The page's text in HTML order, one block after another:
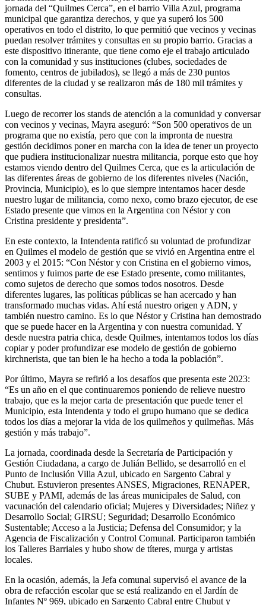
jornada del “Quilmes Cerca”, en el barrio Villa Azul, programa
municipal que garantiza derechos, y que ya superó los 500
operativos en todo el distrito, lo que permitió que vecinos y vecinas
puedan resolver trámites y consultas en su propio barrio. Gracias a
este dispositivo itinerante, que tiene como eje el trabajo articulado
con la comunidad y sus instituciones (clubes, sociedades de
fomento, centros de jubilados), se llegó a más de 230 puntos
diferentes de la ciudad y se realizaron más de 180 mil trámites y
consultas.
Luego de recorrer los stands de atención a la comunidad y conversar
con vecinos y vecinas, Mayra aseguró: “Son 500 operativos de un
programa que no existía, pero que con la impronta de nuestra
gestión decidimos poner en marcha con la idea de tener un proyecto
que pudiera institucionalizar nuestra militancia, porque esto que hoy
estamos viendo dentro del Quilmes Cerca, que es la articulación de
las diferentes áreas de gobierno de los diferentes niveles (Nación,
Provincia, Municipio), es lo que siempre intentamos hacer desde
nuestro lugar de militancia, como nexo, como brazo ejecutor, de ese
Estado presente que vimos en la Argentina con Néstor y con
Cristina presidente y presidenta”.
En este contexto, la Intendenta ratificó su voluntad de profundizar
en Quilmes el modelo de gestión que se vivió en Argentina entre el
2003 y el 2015: “Con Néstor y con Cristina en el gobierno vimos,
sentimos y fuimos parte de ese Estado presente, como militantes,
como sujetos de derecho que somos todos nosotros. Desde
diferentes lugares, las políticas públicas se han acercado y han
transformado muchas vidas. Ahí está nuestro origen y ADN, y
también nuestro camino. Es lo que Néstor y Cristina han demostrado
que se puede hacer en la Argentina y con nuestra comunidad. Y
desde nuestra patria chica, desde Quilmes, intentamos todos los días
copiar y poder profundizar ese modelo de gestión de gobierno
kirchnerista, que tan bien le ha hecho a toda la población”.
Por último, Mayra se refirió a los desafíos que presenta este 2023:
“Es un año en el que continuaremos poniendo de relieve nuestro
trabajo, que es la mejor carta de presentación que puede tener el
Municipio, esta Intendenta y todo el grupo humano que se dedica
todos los días a mejorar la vida de los quilmeños y quilmeñas. Más
gestión y más trabajo”.
La jornada, coordinada desde la Secretaría de Participación y
Gestión Ciudadana, a cargo de Julián Bellido, se desarrolló en el
Punto de Inclusión Villa Azul, ubicado en Sargento Cabral y
Chubut. Estuvieron presentes ANSES, Migraciones, RENAPER,
SUBE y PAMI, además de las áreas municipales de Salud, con
vacunación del calendario oficial; Mujeres y Diversidades; Niñez y
Desarrollo Social; GIRSU; Seguridad; Desarrollo Económico
Sustentable; Acceso a la Justicia; Defensa del Consumidor; y la
Agencia de Fiscalización y Control Comunal. Participaron también
los Talleres Barriales y hubo show de títeres, murga y artistas
locales.
En la ocasión, además, la Jefa comunal supervisó el avance de la
obra de refacción escolar que se está realizando en el Jardín de
Infantes Nº 969, ubicado en Sargento Cabral entre Chubut y